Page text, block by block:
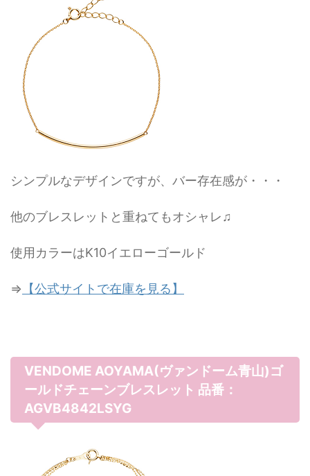
シンプルなデザインですが、バー存在感が・・・
他のブレスレットと重ねてもオシャレ♫
使用カラーはK10イエローゴールド
⇒ 【公式サイトで在庫を見る】
VENDOME AOYAMA(ヴァンドーム青山)ゴ
ールドチェーンブレスレット 品番：
AGVB4842LSYG